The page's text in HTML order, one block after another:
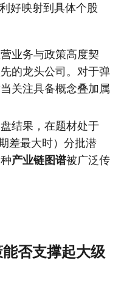
好映射到具体个股
业务与政策高度契
的龙头公司。对于弹
关注具备概念叠加属
结果，在题材处于
差最大时）分批潜
产业链图谱被广泛传
否支撑起大级